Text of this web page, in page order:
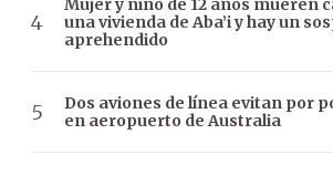
Mujer y niño de 12 años mueren
una vivienda de Aba’i y hay un
aprehendido
Dos aviones de línea evitan por
en aeropuerto de Australia